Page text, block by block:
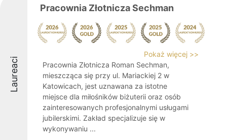
Laureaci
Pracownia Złotnicza Sechman
Pokaż więcej >>
Pracownia Złotnicza Roman Sechman,
mieszcząca się przy ul. Mariackiej 2 w
Katowicach, jest uznawana za istotne
miejsce dla miłośników biżuterii oraz osób
zainteresowanych profesjonalnymi usługami
jubilerskimi. Zakład specjalizuje się w
wykonywaniu ...